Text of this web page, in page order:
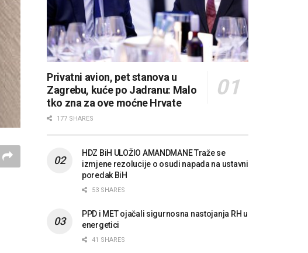
Privatni avion, pet stanova u
Zagrebu, kuće po Jadranu: Malo
tko zna za ove moćne Hrvate
177 SHARES
HDZ BiH ULOŽIO AMANDMANE Traže se
izmjene rezolucije o osudi napada na ustavni
poredak BiH
53 SHARES
PPD i MET ojačali sigurnosna nastojanja RH u
energetici
41 SHARES